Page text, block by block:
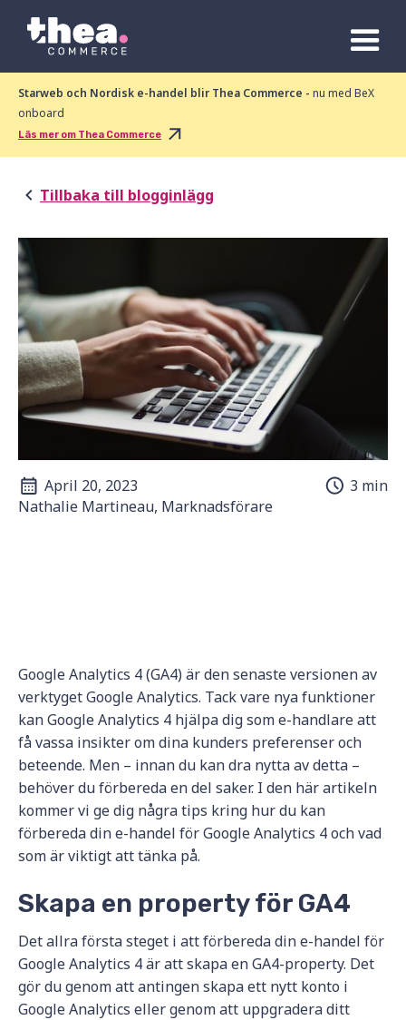
Starweb och Nordisk e-handel blir Thea Commerce - nu med BeX
onboard
Läs mer om Thea Commerce
Tillbaka till blogginlägg
April 20, 2023
3 min
Nathalie Martineau, Marknadsförare
Google Analytics 4 (GA4) är den senaste versionen av
verktyget Google Analytics. Tack vare nya funktioner
kan Google Analytics 4 hjälpa dig som e-handlare att
få vassa insikter om dina kunders preferenser och
beteende. Men – innan du kan dra nytta av detta –
behöver du förbereda en del saker. I den här artikeln
kommer vi ge dig några tips kring hur du kan
förbereda din e-handel för Google Analytics 4 och vad
som är viktigt att tänka på.
Skapa en property för GA4
Det allra första steget i att förbereda din e-handel för
Google Analytics 4 är att skapa en GA4-property. Det
gör du genom att antingen skapa ett nytt konto i
Google Analytics eller genom att uppgradera ditt